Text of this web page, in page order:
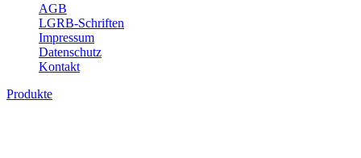
AGB
LGRB-Schriften
Impressum
Datenschutz
Kontakt
Produkte